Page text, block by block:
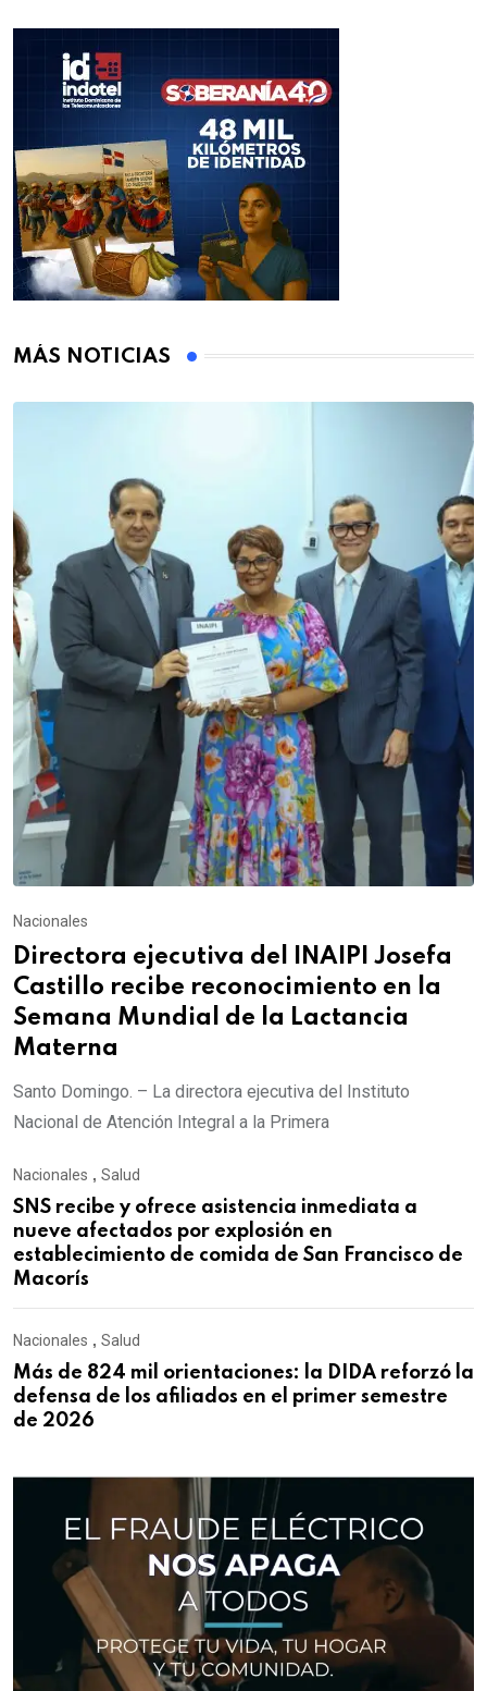
MÁS NOTICIAS
Nacionales
Directora ejecutiva del INAIPI Josefa
Castillo recibe reconocimiento en la
Semana Mundial de la Lactancia
Materna
Santo Domingo. – La directora ejecutiva del Instituto
Nacional de Atención Integral a la Primera
Nacionales , Salud
SNS recibe y ofrece asistencia inmediata a
nueve afectados por explosión en
establecimiento de comida de San Francisco de
Macorís
Nacionales , Salud
Más de 824 mil orientaciones: la DIDA reforzó la
defensa de los afiliados en el primer semestre
de 2026